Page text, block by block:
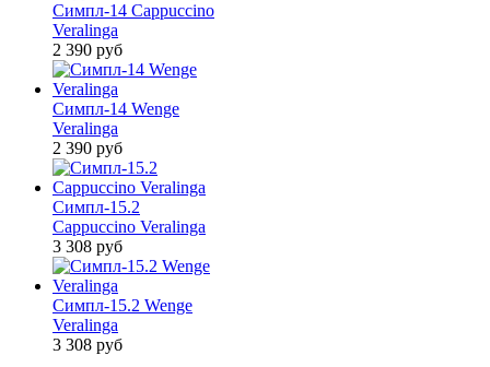
Симпл-14 Cappuccino
Veralinga
2 390 руб
Симпл-14 Wenge
Veralinga
2 390 руб
Симпл-15.2
Cappuccino Veralinga
3 308 руб
Симпл-15.2 Wenge
Veralinga
3 308 руб